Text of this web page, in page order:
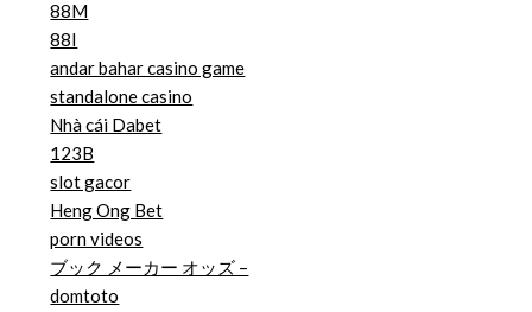
88M
88I
andar bahar casino game
standalone casino
Nhà cái Dabet
123B
slot gacor
Heng Ong Bet
porn videos
ブック メーカー オッズ –
domtoto